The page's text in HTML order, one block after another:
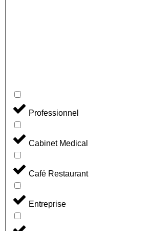
Professionnel
Cabinet Medical
Café Restaurant
Entreprise